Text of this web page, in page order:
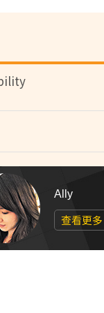
Ally
查看更多